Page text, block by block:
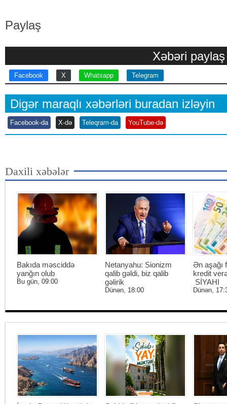
Paylaş
Xəbəri paylaş
Facebook X Whatsapp Telegram
Digər maraqlı xəbərləri buradan izləyin
Facebook-da X-də Teleqram-da YouTube-də
Daxili xəbələr
Bakıda məsciddə
yanğın olub
Bu gün, 09:00
Netanyahu: Sionizm
qalib gəldi, biz qalib
gəlirik
Dünən, 18:00
Ən aşağı
kredit
SİYAHI
Dünən,